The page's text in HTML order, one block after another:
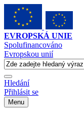
EVROPSKÁ UNIE
Spolufinancováno
Evropskou unií
Hledání
Přihlásit se
Menu